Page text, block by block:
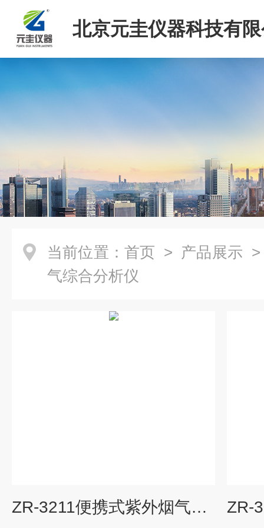
北京元圭仪器科技有
当前位置： 首页 > 产品展示
气综合分析仪
ZR-3211便携式紫外烟气综合分析仪